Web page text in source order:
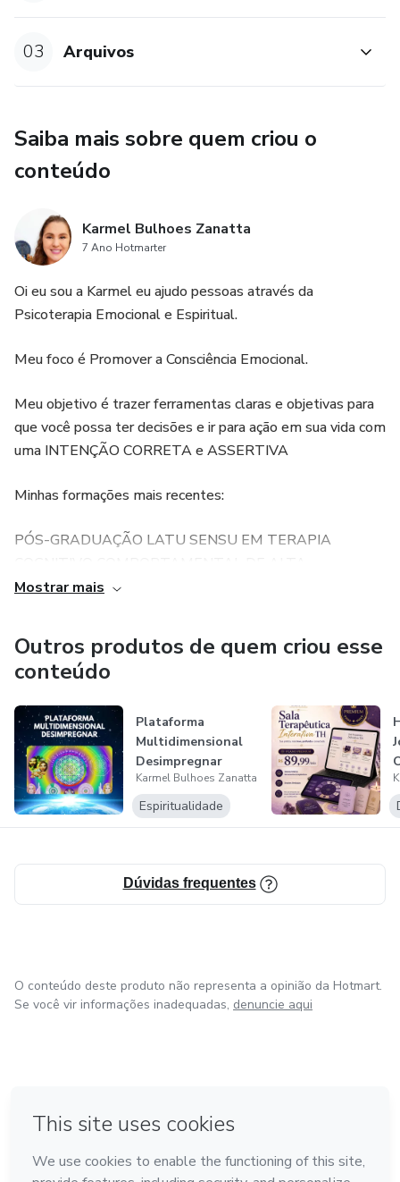
03 Arquivos
Saiba mais sobre quem criou o
conteúdo
Karmel Bulhoes Zanatta
7 Ano Hotmarter
Oi eu sou a Karmel eu ajudo pessoas através da
Psicoterapia Emocional e Espiritual.
Meu foco é Promover a Consciência Emocional.
Meu objetivo é trazer ferramentas claras e objetivas para
que você possa ter decisões e ir para ação em sua vida com
uma INTENÇÃO CORRETA e ASSERTIVA
Minhas formações mais recentes:
PÓS-GRADUAÇÃO LATU SENSU EM TERAPIA
PERFORMANCE
CONSTELAÇÃO FAMILIAR SISTÊMICA
EMOCIONAL E HUMANIZAÇÃO EM SAÚDE
FORMAÇÃO EM LOGOTERAPIA - O SENTIDO PARA
VIDA
Mostrar mais
Outros produtos de quem criou esse
conteúdo
Plataforma
Multidimensional
Desimpregnar
Karmel Bulhoes Zanatta
Espiritualidade
Dúvidas frequentes
O conteúdo deste produto não representa a opinião da Hotmart.
Se você vir informações inadequadas, denuncie aqui
Feito com ❤ na Cidade do México